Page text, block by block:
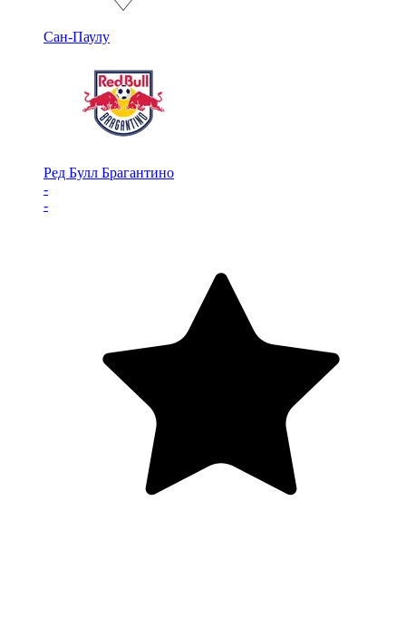
Сан-Паулу
Ред Булл Брагантино
-
-